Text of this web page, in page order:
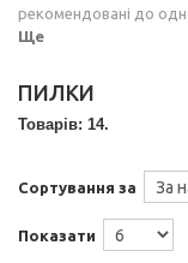
рекомендовані до
Ще
ПИЛКИ
Товарів: 14.
Сортування за
Показати